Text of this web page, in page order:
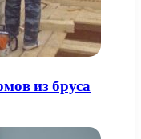
из бруса